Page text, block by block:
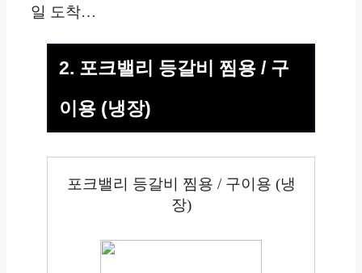
일 도착…
2. 포크밸리 등갈비 찜용 / 구
이용 (냉장)
포크밸리 등갈비 찜용 / 구이용 (냉
장)